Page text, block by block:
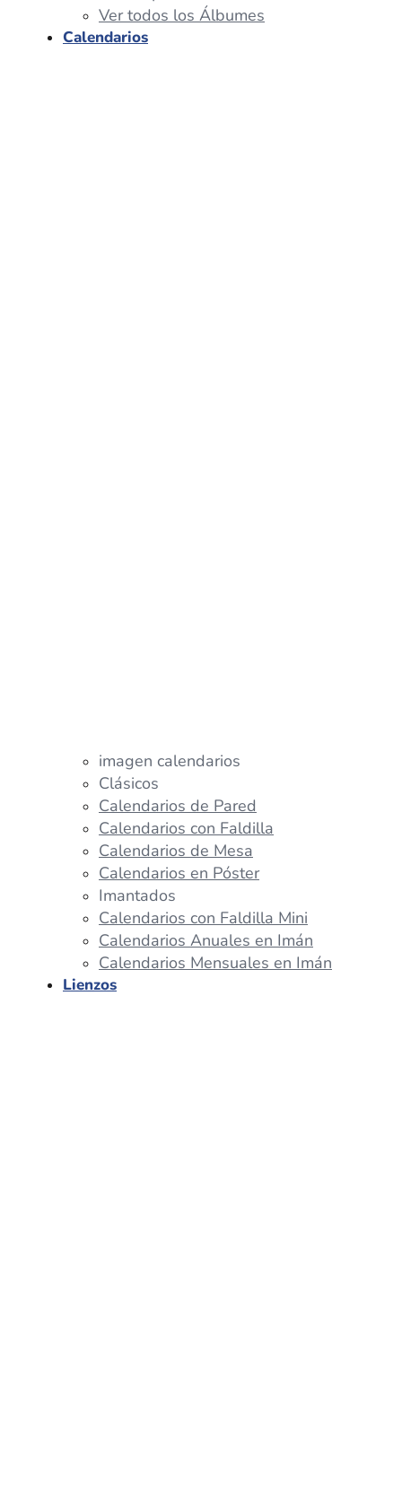
Ver todos los Álbumes
Calendarios
imagen calendarios
Clásicos
Calendarios de Pared
Calendarios con Faldilla
Calendarios de Mesa
Calendarios en Póster
Imantados
Calendarios con Faldilla Mini
Calendarios Anuales en Imán
Calendarios Mensuales en Imán
Lienzos